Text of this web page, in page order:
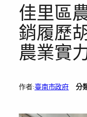
佳里區
銷履歷
農業實
作者:臺南市政府 分